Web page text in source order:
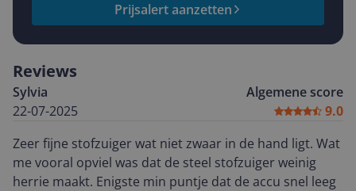
Prijsalert aanzetten
Reviews
Sylvia
22-07-2025
Algemene score
9.0
Zeer fijne stofzuiger wat niet zwaar in de hand ligt. Wat
me vooral opviel was dat de steel stofzuiger weinig
herrie maakt. Enigste min puntje dat de accu snel leeg